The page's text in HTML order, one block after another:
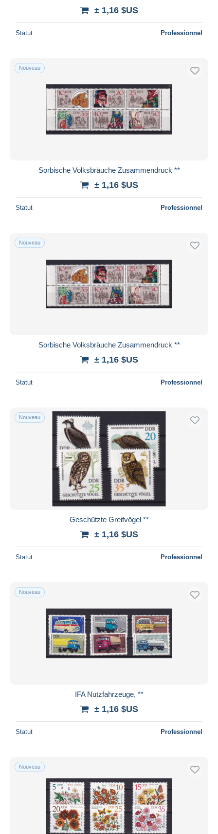
± 1,16 $US
Statut Professionnel
Nouveau
Sorbische Volksbräuche Zusammendruck **
± 1,16 $US
Statut Professionnel
Nouveau
Sorbische Volksbräuche Zusammendruck **
± 1,16 $US
Statut Professionnel
Nouveau
Geschützte Greifvögel **
± 1,16 $US
Statut Professionnel
Nouveau
IFA Nutzfahrzeuge, **
± 1,16 $US
Statut Professionnel
Nouveau